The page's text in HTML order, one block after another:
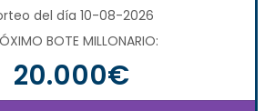
del día 10-08-2026
BOTE MILLONARIO:
20.000€